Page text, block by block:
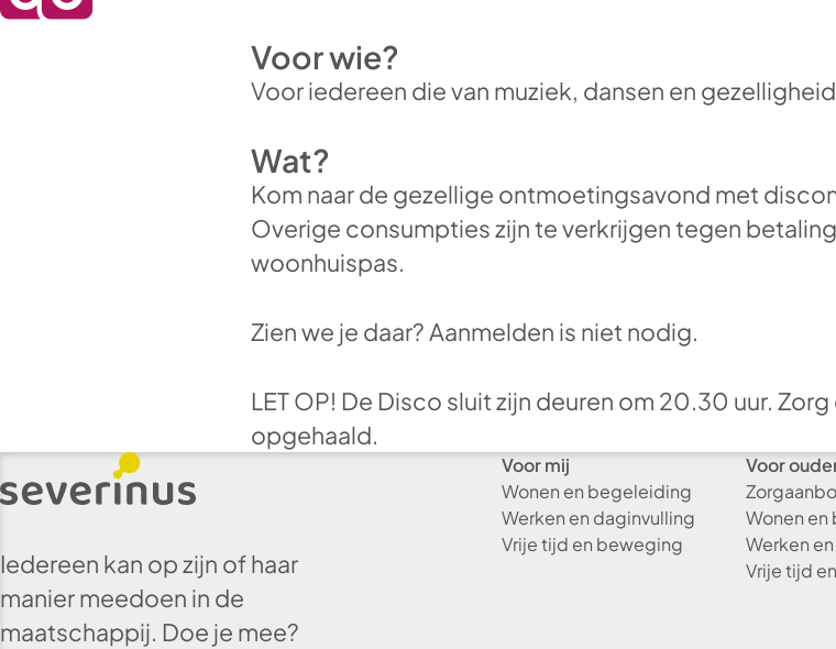
Voor wie?
Voor iedereen die van muziek, dansen en
Wat?
Kom naar de gezellige ontmoetingsavond met
Overige consumpties zijn te verkrijgen tegen
woonhuispas.
Zien we je daar? Aanmelden is niet nodig.
LET OP! De Disco sluit zijn deuren om 20.30 uur.
opgehaald.
Iedereen kan op zijn of haar
manier meedoen in de
maatschappij. Doe je mee?
Voor mij
Wonen en begeleiding
Werken en daginvulling
Vrije tijd en beweging
Voor
Wonen
Werken
Vrije tijd